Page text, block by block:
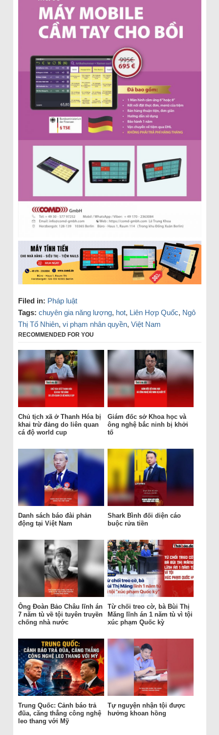
Filed in: Pháp luật
Tags: chuyên gia năng lượng, hot, Liên Hợp Quốc, Ngô
Thị Tố Nhiên, vi phạm nhân quyền, Việt Nam
RECOMMENDED FOR YOU
Chủ tịch xã ở Thanh Hóa bị
khai trừ đảng do liên quan
cá độ world cup
Giám đốc sở Khoa học và
ông nghệ bắc ninh bị khởi
tố
Danh sách báo đài phản
động tại Việt Nam
Shark Bình đối diện cáo
buộc rửa tiền
Ông Đoàn Bảo Châu lĩnh án
7 năm tù về tội tuyên truyền
chống nhà nước
Từ chối treo cờ, bà Bùi Thị
Măng lĩnh án 1 năm tù vì tội
xúc phạm Quốc kỳ
Trung Quốc: Cảnh báo trả
đũa, căng thẳng công nghệ
leo thang với Mỹ
Tự nguyện nhận tội được
hưởng khoan hồng